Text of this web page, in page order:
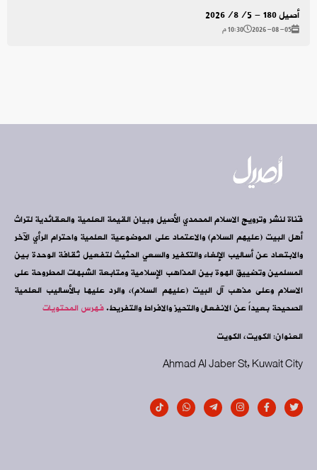
أصيل 180 - 2026/8/5
2026-08-05 10:30 م
قناة لنشر وترويج الاسلام المحمدي الأصيل وبيان القيمة العلمية والعقائدية لتراث
أهل البيت (عليهم السلام) والاعتماد على الموضوعية العلمية واحترام الرأي الآخر
والابتعاد عن أساليب الإلغاء والتكفير والسعي الحثيث لتفعيل ثقافة الوحدة بين
المسلمين وتضييق الهوة بين المذاهب الإسلامية ومتابعة الشبهات المطروحة على
الاسلام وعلى مذهب آل البيت (عليهم السلام)، والرد عليها بالأساليب العلمية
الصحيحة بعيداً عن الانفعال والتحيز والافراط والتفريط.فهرس المحتويات
العنوان: الكويت، الكويت
Ahmad Al Jaber St, Kuwait City